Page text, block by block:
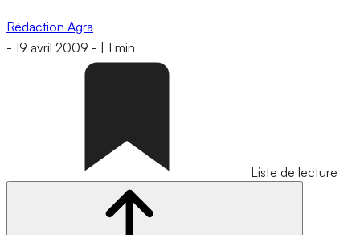
Rédaction Agra
- 19 avril 2009 - 1 min
Liste de lecture